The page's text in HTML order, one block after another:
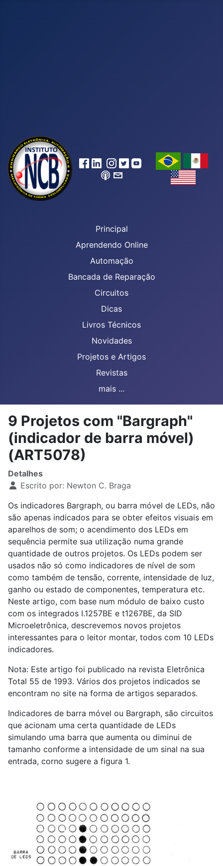
Principal
Aprendendo Online
Automação
Bancada de Reparação
Circuitos
Dicas
Livros Técnicos
Novidades
Projetos e Artigos
Revistas
mais ...
9 Projetos com "Bargraph"
(indicador de barra móvel)
(ART5078)
Detalhes
Escrito por: Newton C. Braga
Os indicadores Bargraph, ou barra móvel de LEDs, não
são apenas indicados para se obter efeitos visuais em
aparelhos de som; o acendimento dos LEDs em
sequência permite sua utilização numa grande
quantidade de outros projetos. Os LEDs podem ser
usados não só como indicadores de nível de som
como também de tensão, corrente, intensidade de luz,
ganho ou estado de componentes, temperatura etc.
Neste artigo, com base num módulo de baixo custo
com os integrados I.1257BE e t1267BE, da SID
Microeletrônica, descrevemos novos projetos
interessantes para o leitor montar, todos com 10 LEDs
indicadores.
Nota: Este artigo foi publicado na revista Eletrônica
Total 55 de 1993. Vários dos projetos indicados se
encontram no site na forma de artigos separados.
Indicadores de barra móvel ou Bargraph, são circuitos
que acionam uma certa quantidade de LEDs
simulando uma barra que aumenta ou diminui de
tamanho conforme a intensidade de um sinal na sua
entrada, corno sugere a figura 1.